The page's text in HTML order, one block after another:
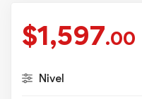
$1,597.00
Nivel